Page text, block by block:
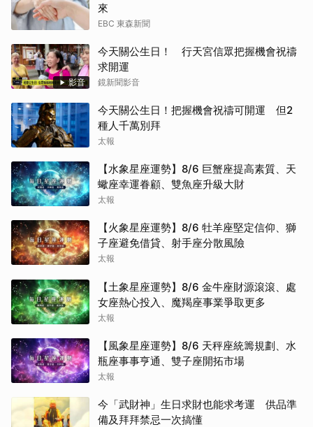
來
EBC 東森新聞
影音
今天關公生日！ 行天宮信眾把握機會祝禱
求開運
鏡新聞影音
今天關公生日！把握機會祝禱可開運 但2
種人千萬別拜
太報
【水象星座運勢】8/6 巨蟹座提高素質、天
蠍座幸運眷顧、雙魚座升級大財
太報
【火象星座運勢】8/6 牡羊座堅定信仰、獅
子座避免借貸、射手座分散風險
太報
【土象星座運勢】8/6 金牛座財源滾滾、處
女座熱心投入、魔羯座事業爭取更多
太報
【風象星座運勢】8/6 天秤座統籌規劃、水
瓶座事事亨通、雙子座開拓市場
太報
今「武財神」生日求財也能求考運 供品準
備及拜拜禁忌一次搞懂